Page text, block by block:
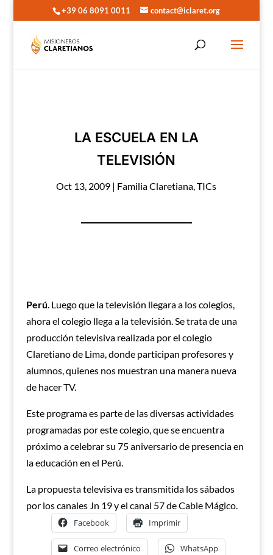
+39 06 8091 0011 contact@iclaret.org
LA ESCUELA EN LA
TELEVISIÓN
Oct 13, 2009 | Familia Claretiana,TICs
Perú. Luego que la televisión llegara a los colegios,
ahora el colegio llega a la televisión. Se trata de una
producción televisiva realizada por el colegio
Claretiano de Lima, donde participan profesores y
alumnos, quienes nos muestran una manera nueva
de hacer TV.
Este programa es parte de las diversas actividades
programadas por este colegio, que se encuentra
próximo a celebrar su 75 aniversario de presencia en
la educación en el Perú.
La propuesta televisiva es transmitida los sábados
por los canales Jn 19 y el canal 57 de Cable Mágico.
Facebook Imprimir
Correo electrónico WhatsApp